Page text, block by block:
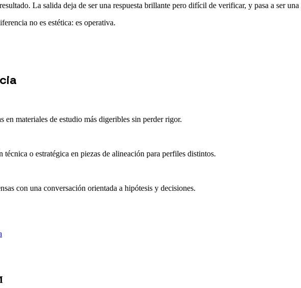
La salida deja de ser una respuesta brillante pero difícil de verificar, y pasa a ser
no es estética: es operativa.
materiales de estudio más digeribles sin perder rigor.
o estratégica en piezas de alineación para perfiles distintos.
con una conversación orientada a hipótesis y decisiones.